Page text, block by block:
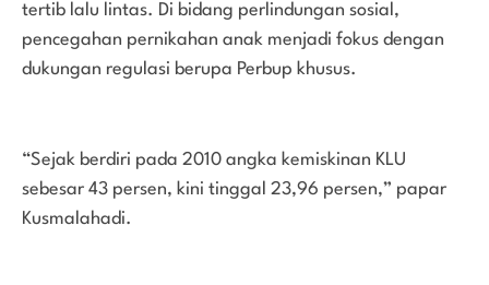
tertib lalu lintas. Di bidang perlindungan sosial,
pencegahan pernikahan anak menjadi fokus dengan
dukungan regulasi berupa Perbup khusus.
“Sejak berdiri pada 2010 angka kemiskinan KLU
sebesar 43 persen, kini tinggal 23,96 persen,” papar
Kusmalahadi.